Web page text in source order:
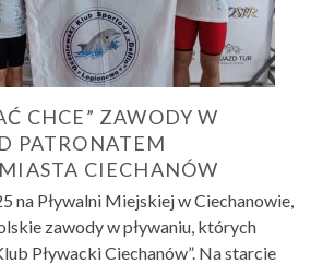
CHCE” ZAWODY W
PATRONATEM
CIECHANÓW
na Pływalni Miejskiej w Ciechanowie,
zawody w pływaniu, których
Pływacki Ciechanów”. Na starcie